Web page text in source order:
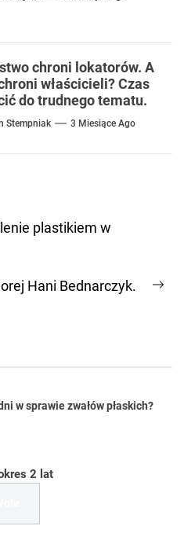
chroni lokatorów. A
właścicieli? Czas
do trudnego tematu.
Stempniak 3 Miesiące Ago
plastikiem w
Hani Bednarczyk.
w sprawie zwałów płaskich?
2 lat